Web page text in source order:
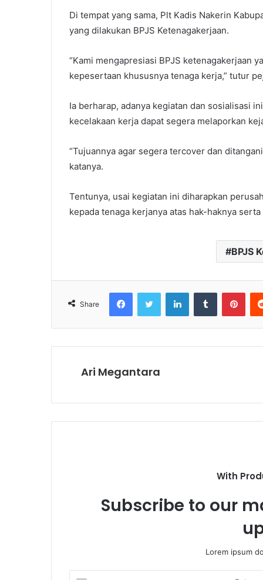
Di tempat yang sama, Plt Kadis Nakerin
yang dilakukan BPJS Ketenagakerjaan.
“Kami mengapresiasi BPJS ketenagakerjaan
kepesertaan khususnya tenaga kerja,” tutur
Ia berharap, adanya kegiatan dan sosialisasi
kecelakaan kerja dapat segera melaporkan
“Tujuannya agar segera tercover dan
katanya.
Tentunya, usai kegiatan ini diharapkan
kepada tenaga kerjanya atas hak-haknya
BPJS
Share
Ari Megantara
With
Subscribe to our
Lorem ipsum